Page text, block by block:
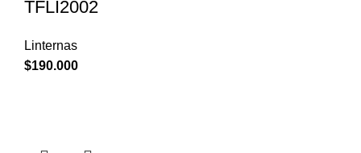
TFLI2002
Linternas
$190.000